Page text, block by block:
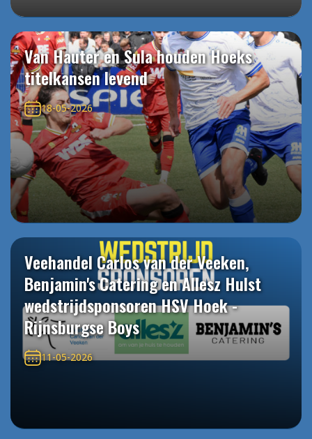
Van Hauter en Sula houden Hoeks
titelkansen levend
18-05-2026
Veehandel Carlos van der Veeken,
Benjamin's Catering en Allesz Hulst
wedstrijdsponsoren HSV Hoek -
Rijnsburgse Boys
11-05-2026